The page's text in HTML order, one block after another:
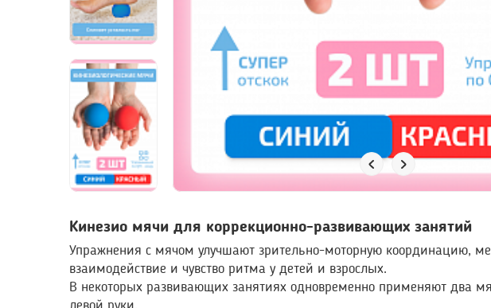
Кинезио мячи для коррекционно-развивающих занятий
Упражнения с мячом улучшают зрительно-моторную координацию,
взаимодействие и чувство ритма у детей и взрослых.
В некоторых развивающих занятиях одновременно применяют два